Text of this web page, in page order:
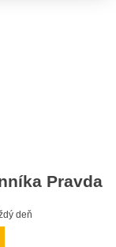
Pravda
deň